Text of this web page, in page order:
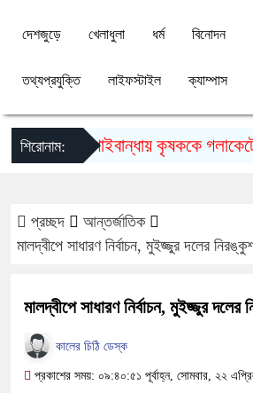
দেশজুড়ে খেলাধুলা ধর্ম বিনোদন
তথ্যপ্রযুক্তি লাইফস্টাইল ক্যাম্পাস
শিরোনাম: গাইবান্ধায় কৃষককে গলাকেটে
প্রচ্ছদ
আন্তর্জাতিক
মালদ্বীপে সাধারণ নির্বাচন, মুইজ্জুর দলের
মালদ্বীপে সাধারণ নির্বাচন, মুইজ্জুর
কালের চিঠি ডেস্ক
প্রকাশের সময়: ০৯:৪০:৫১ পূর্বাহ্ন, সোমবার, ২২